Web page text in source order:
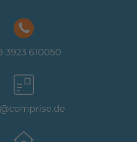
3923 610050